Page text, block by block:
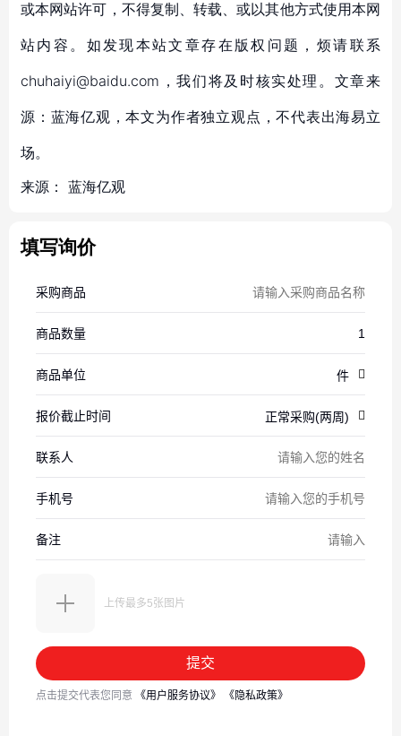
或本网站许可，不得复制、转载、或以其他方式使用本网
站内容。如发现本站文章存在版权问题，烦请联系
chuhaiyi@baidu.com，我们将及时核实处理。文章来
源：蓝海亿观，本文为作者独立观点，不代表出海易立
场。
来源： 蓝海亿观
填写询价